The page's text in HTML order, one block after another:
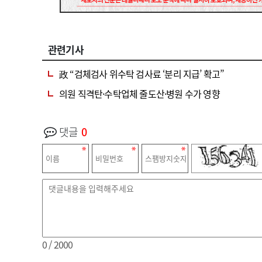
관련기사
政 “검체검사 위수탁 검사료 ‘분리 지급’ 확고”
의원 직격탄·수탁업체 줄도산·병원 수가 영향
댓글 0
0/ 2000